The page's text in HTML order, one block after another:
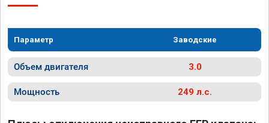
Параметр Заводские
Объем двигателя 3.0
Мощность 249 л.с.